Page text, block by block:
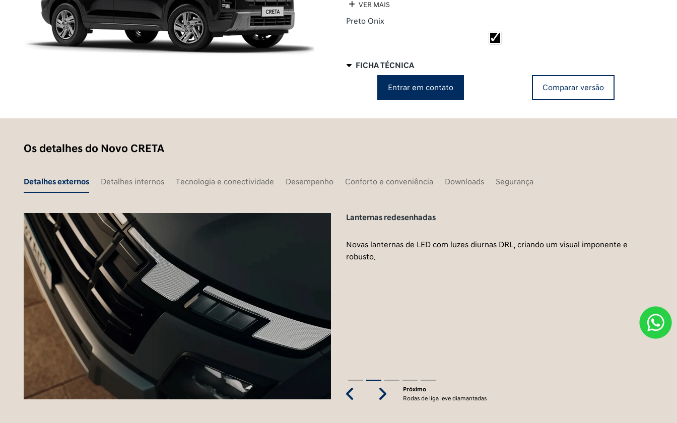
VER MAIS
Preto Onix
FICHA TÉCNICA
Entrar em contato Comparar versão
Os detalhes do Novo CRETA
Detalhes externos Detalhes internos Tecnologia e conectividade Desempenho Conforto e conveniência Downloads Segurança
Lanternas redesenhadas
Novas lanternas de LED com luzes diurnas DRL, criando um visual imponente e
robusto.
Próximo
Rodas de liga leve diamantadas
PreviousNext